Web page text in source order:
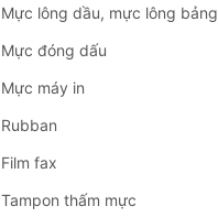
Mực lông dầu, mực lông bảng
Mực đóng dấu
Mực máy in
Rubban
Film fax
Tampon thấm mực